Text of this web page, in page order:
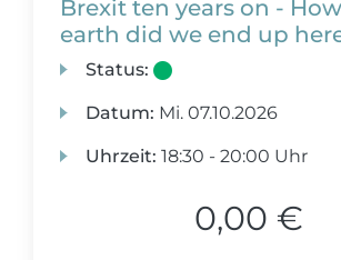
Brexit ten years on -
earth did we end up
Status:
Datum: Mi. 07.10.2026
Uhrzeit: 18:30 - 20:00 Uhr
0,00 €